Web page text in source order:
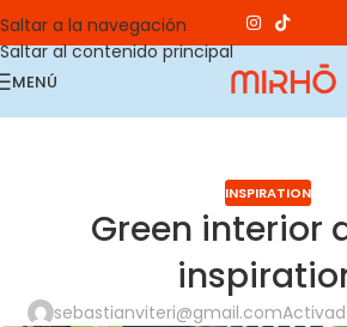
Saltar a la navegación
Saltar al contenido principal
MENÚ
INSPIRATION
Green interior
sebastianviteri@gmail.com